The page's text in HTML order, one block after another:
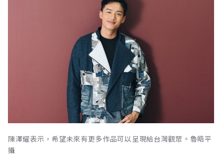
陳澤耀表示，希望未來有更多作品可以呈現給台灣觀眾。魯皓平
攝